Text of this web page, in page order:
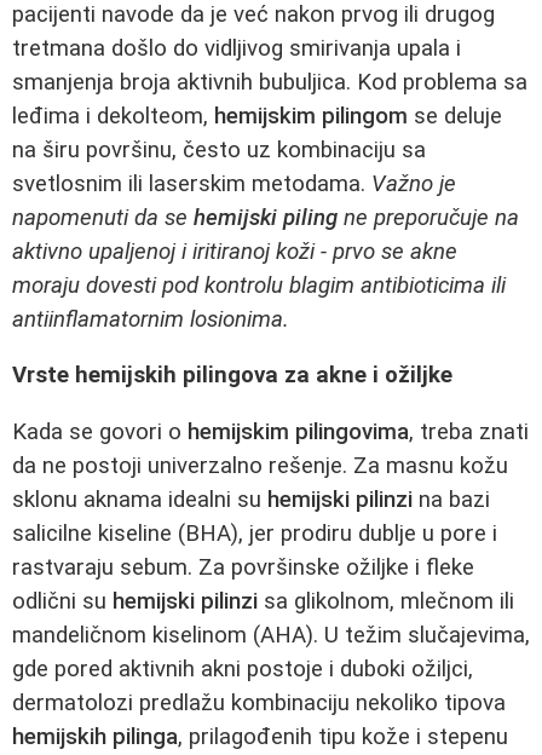
pacijenti navode da je već nakon prvog ili drugog
tretmana došlo do vidljivog smirivanja upala i
smanjenja broja aktivnih bubuljica. Kod problema sa
leđima i dekolteom, hemijskim pilingom se deluje
na širu površinu, često uz kombinaciju sa
svetlosnim ili laserskim metodama. Važno je
napomenuti da se hemijski piling ne preporučuje na
aktivno upaljenoj i iritiranoj koži - prvo se akne
moraju dovesti pod kontrolu blagim antibioticima ili
antiinflamatornim losionima.
Vrste hemijskih pilingova za akne i ožiljke
Kada se govori o hemijskim pilingovima, treba znati
da ne postoji univerzalno rešenje. Za masnu kožu
sklonu aknama idealni su hemijski pilinzi na bazi
salicilne kiseline (BHA), jer prodiru dublje u pore i
rastvaraju sebum. Za površinske ožiljke i fleke
odlični su hemijski pilinzi sa glikolnom, mlečnom ili
mandeličnom kiselinom (AHA). U težim slučajevima,
gde pored aktivnih akni postoje i duboki ožiljci,
dermatolozi predlažu kombinaciju nekoliko tipova
hemijskih pilinga, prilagođenih tipu kože i stepenu